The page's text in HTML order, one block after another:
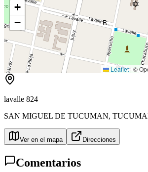
R
+
−
Leaflet | ©
lavalle 824
SAN MIGUEL DE TUCUMAN,
Ver en el mapa Direcciones
Comentarios